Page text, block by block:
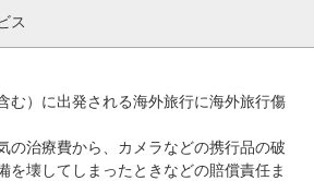
ス
む）に出発される海外旅行に海外旅行傷
の治療費から、カメラなどの携行品の破
を壊してしまったときなどの賠償責任ま